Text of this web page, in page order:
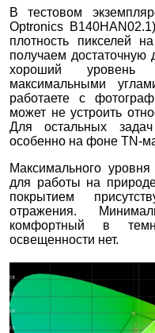
В тестовом
Optronics
плотность пикселей
получаем достаточную
хороший уровень
максимальными
работаете с
может не устроить
Для остальных
особенно на фоне TN-
Максимального
для работы на
покрытием
отражения.
комфортный в
освещенности нет.